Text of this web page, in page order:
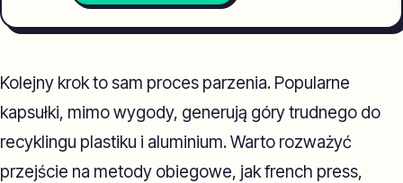
Kolejny krok to sam proces parzenia. Popularne
kapsułki, mimo wygody, generują góry trudnego do
recyklingu plastiku i aluminium. Warto rozważyć
przejście na metody obiegowe, jak french press,